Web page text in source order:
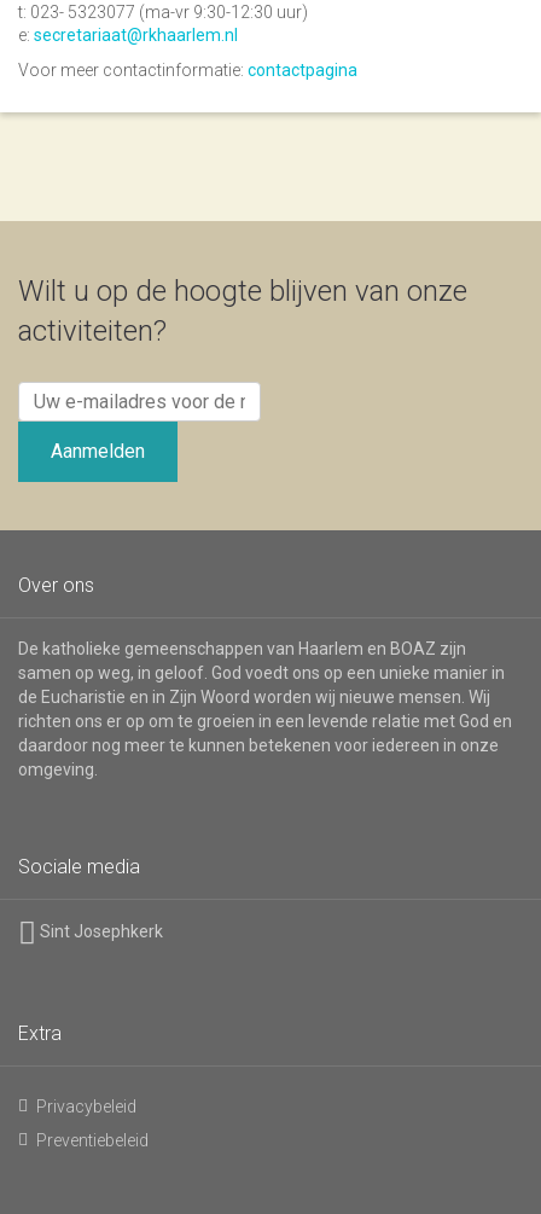
t: 023- 5323077 (ma-vr 9:30-12:30 uur)
e: secretariaat@rkhaarlem.nl
Voor meer contactinformatie: contactpagina
Wilt u op de hoogte blijven van onze
activiteiten?
Uw
e-
mailadres
nieuwsbrief
Aanmelden
Over ons
De katholieke gemeenschappen van Haarlem en BOAZ zijn
samen op weg, in geloof. God voedt ons op een unieke manier in
de Eucharistie en in Zijn Woord worden wij nieuwe mensen. Wij
richten ons er op om te groeien in een levende relatie met God en
daardoor nog meer te kunnen betekenen voor iedereen in onze
omgeving.
Sociale media
Sint Josephkerk
Extra
Privacybeleid
Preventiebeleid